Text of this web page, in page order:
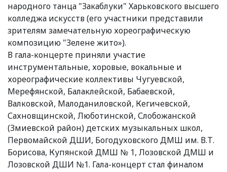
народного танца "Закаблуки" Харьковского высшего
колледжа искусств (его участники представили
зрителям замечательную хореографическую
композицию "Зелене жито»).
В гала-концерте приняли участие
инструментальные, хоровые, вокальные и
хореографические коллективы Чугуевской,
Мерефянской, Балаклейской, Бабаевской,
Валковской, Малоданиловской, Кегичевской,
Сахновщинской, Люботинской, Слобожанской
(Змиевской район) детских музыкальных школ,
Первомайской ДШИ, Богодуховского ДМШ им. В.Т.
Борисова, Купянской ДМШ № 1, Лозовской ДМШ и
Лозовской ДШИ №1. Гала-концерт стал финалом